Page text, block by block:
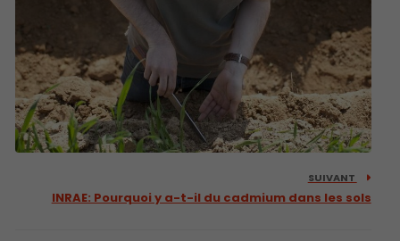
SUIVANT
INRAE: Pourquoi y a-t-il du cadmium dans les sols